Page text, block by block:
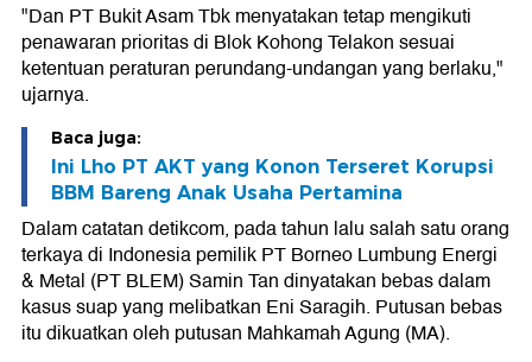
"Dan PT Bukit Asam Tbk menyatakan tetap mengikuti
penawaran prioritas di Blok Kohong Telakon sesuai
ketentuan peraturan perundang-undangan yang berlaku,"
ujarnya.
Baca juga:
Ini Lho PT AKT yang Konon Terseret Korupsi
BBM Bareng Anak Usaha Pertamina
Dalam catatan detikcom, pada tahun lalu salah satu orang
terkaya di Indonesia pemilik PT Borneo Lumbung Energi
& Metal (PT BLEM) Samin Tan dinyatakan bebas dalam
kasus suap yang melibatkan Eni Saragih. Putusan bebas
itu dikuatkan oleh putusan Mahkamah Agung (MA).